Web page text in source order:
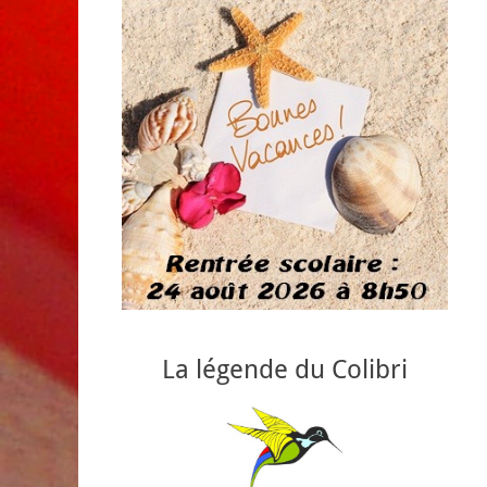
La légende du Colibri